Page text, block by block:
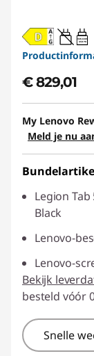
20W-60W
USB PD
€ 829,01
My Lenovo
Meld je nu
Legion Tab
Black
Lenovo-
Lenovo-
Bekijk
besteld vóór
Snelle